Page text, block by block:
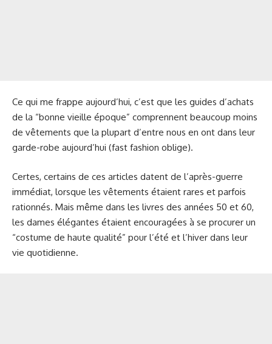
Ce qui me frappe aujourd’hui, c’est que les guides d’achats
de la “bonne vieille époque” comprennent beaucoup moins
de vêtements que la plupart d’entre nous en ont dans leur
garde-robe aujourd’hui (fast fashion oblige).
Certes, certains de ces articles datent de l’après-guerre
immédiat, lorsque les vêtements étaient rares et parfois
rationnés. Mais même dans les livres des années 50 et 60,
les dames élégantes étaient encouragées à se procurer un
“costume de haute qualité” pour l’été et l’hiver dans leur
vie quotidienne.